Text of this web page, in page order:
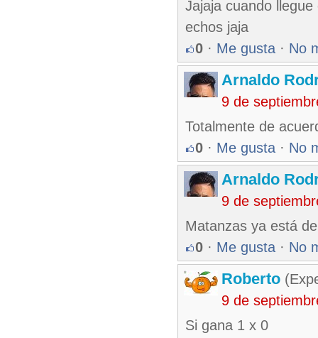
Jajaja cuando
echos jaja
0 · Me gusta · No
Arnaldo
9 de
Totalmente de
0 · Me gusta · No
Arnaldo
9 de
Matanzas ya está
0 · Me gusta · No
Roberto
9 de
Si gana 1 x 0